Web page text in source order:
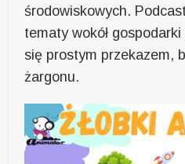
środowiskowych.
tematy wokół
się prostym przekazem,
żargonu.